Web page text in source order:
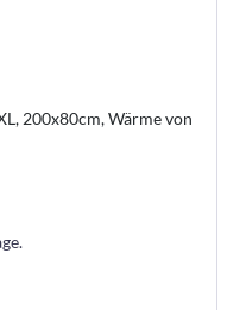
200x80cm, Wärme von